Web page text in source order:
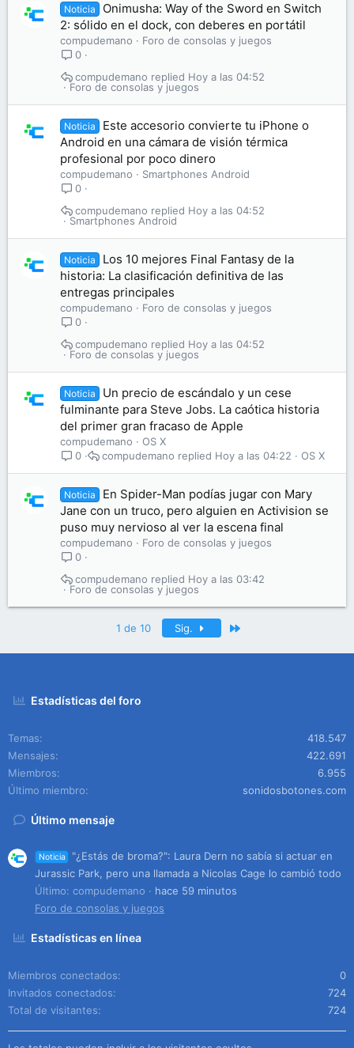
Noticia
Onimusha: Way of the Sword en Switch
2: sólido en el dock, con deberes en portátil
compudemano
Foro de consolas y juegos
0
Foro de consolas y juegos
Hoy a las 04:52
compudemano
Noticia
Este accesorio convierte tu iPhone o
Android en una cámara de visión térmica
profesional por poco dinero
compudemano
Smartphones Android
0
Smartphones Android
Hoy a las 04:52
compudemano
Noticia
Los 10 mejores Final Fantasy de la
historia: La clasificación definitiva de las
entregas principales
compudemano
Foro de consolas y juegos
0
Foro de consolas y juegos
Hoy a las 04:52
compudemano
Noticia
Un precio de escándalo y un cese
fulminante para Steve Jobs. La caótica historia
del primer gran fracaso de Apple
compudemano
OS X
0
OS X
Hoy a las 04:22
compudemano
Noticia
En Spider-Man podías jugar con Mary
Jane con un truco, pero alguien en Activision se
puso muy nervioso al ver la escena final
compudemano
Foro de consolas y juegos
0
Foro de consolas y juegos
Hoy a las 03:42
compudemano
1 de 10 Sig.
Estadísticas del foro
Temas
418.547
Mensajes
422.691
Miembros
6.955
Último miembro
sonidosbotones.com
Último mensaje
Noticia
"¿Estás de broma?": Laura Dern no sabía si actuar en
Jurassic Park, pero una llamada a Nicolas Cage lo cambió todo
Último: compudemano
hace 59 minutos
Foro de consolas y juegos
Estadísticas en línea
Miembros conectados
0
Invitados conectados
724
Total de visitantes
724